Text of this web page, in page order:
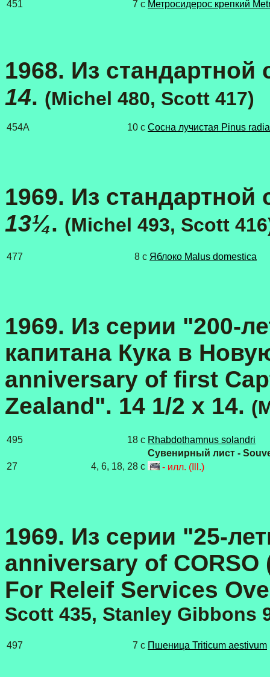
451 7 c Метросидерос крепкий
1968. Из
14. (Michel 480, Scott 417)
454A 10 c Cосна лучистая Pinus
1969. Из
13¼. (Michel 493, Scott
477 8 с Яблоко Malus domestica
1969. Из серии "200-
капитана Кука в
anniversary of first
Zealand". 14 1/2 x 14.
495 18 с Rhabdothamnus solandri
Сувенирный лист -
27
4, 6, 18, 28 c - илл. (Ill.)
1969. Из серии "25-
anniversary of
For Releif Services
Scott 435, Stanley Gibbons
497 7 с Пшеница Triticum aestivum